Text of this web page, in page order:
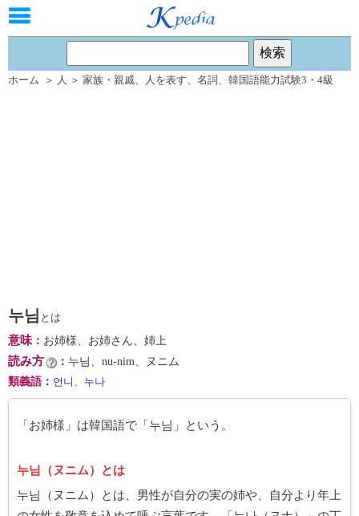
ホーム ＞ 人 ＞ 家族・親戚、 人を表す、 名詞 、 韓国語能力試験3・4級
누님 とは
意味： お姉様、お姉さん、姉上
読み方 ： 누님、nu-nim、ヌニム
類義語 ： 언니 、 누나
「お姉様」は韓国語で「누님」という。
누님（ヌニム）とは
누님（ヌニム）とは、男性が自分の実の姉や、自分より年上